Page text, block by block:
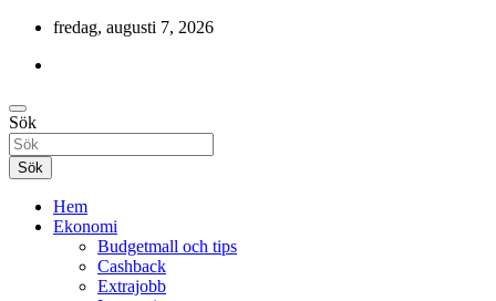
Hoppa
innehåll
fredag, augusti 7, 2026
Gratis-pengar
Cashback, ekonomi, 10 000 kr i bonusar och mycket mer.
Sök
Sök
Hem
Ekonomi
Budgetmall och tips
Cashback
Extrajobb